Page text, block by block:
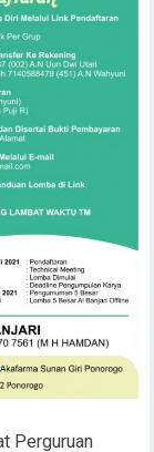
Perguruan